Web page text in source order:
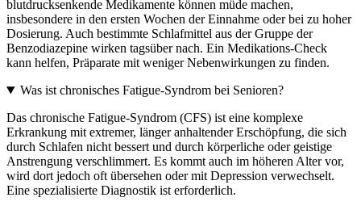
blutdrucksenkende Medikamente können müde machen,
insbesondere in den ersten Wochen der Einnahme oder bei zu hoher
Dosierung. Auch bestimmte Schlafmittel aus der Gruppe der
Benzodiazepine wirken tagsüber nach. Ein Medikations-Check
kann helfen, Präparate mit weniger Nebenwirkungen zu finden.
Was ist chronisches Fatigue-Syndrom bei Senioren?
Das chronische Fatigue-Syndrom (CFS) ist eine komplexe
Erkrankung mit extremer, länger anhaltender Erschöpfung, die sich
durch Schlafen nicht bessert und durch körperliche oder geistige
Anstrengung verschlimmert. Es kommt auch im höheren Alter vor,
wird dort jedoch oft übersehen oder mit Depression verwechselt.
Eine spezialisierte Diagnostik ist erforderlich.